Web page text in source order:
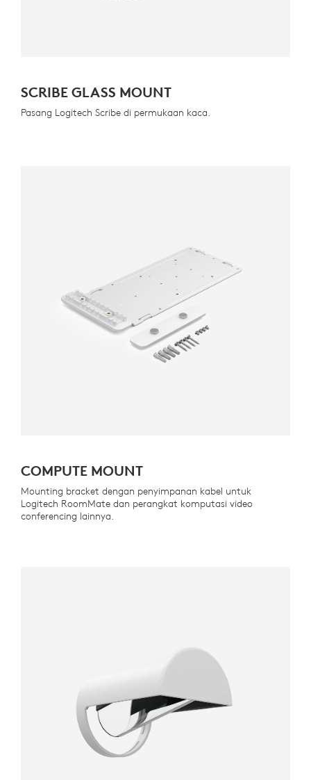
SCRIBE GLASS MOUNT
Pasang Logitech Scribe di permukaan kaca.
COMPUTE MOUNT
Mounting bracket dengan penyimpanan kabel untuk
Logitech RoomMate dan perangkat komputasi video
conferencing lainnya.